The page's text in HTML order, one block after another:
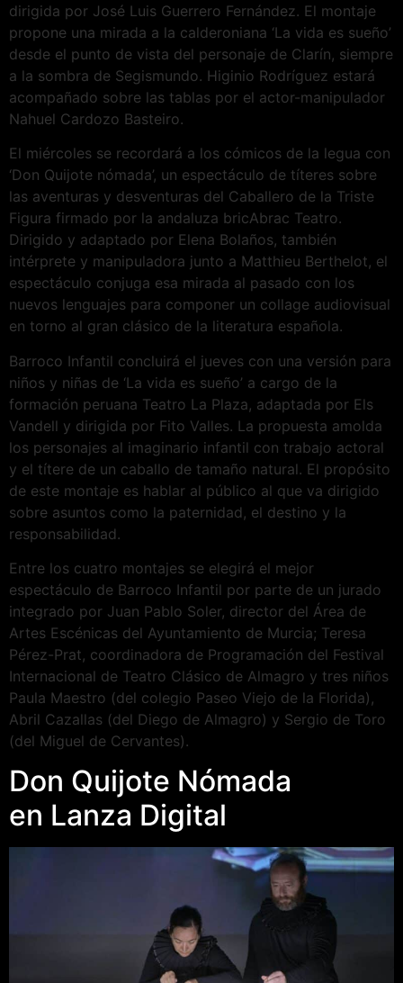
dirigida por José Luis Guerrero Fernández. El montaje
propone una mirada a la calderoniana ‘La vida es sueño’
desde el punto de vista del personaje de Clarín, siempre
a la sombra de Segismundo. Higinio Rodríguez estará
acompañado sobre las tablas por el actor-manipulador
Nahuel Cardozo Basteiro.
El miércoles se recordará a los cómicos de la legua con
‘Don Quijote nómada’, un espectáculo de títeres sobre
las aventuras y desventuras del Caballero de la Triste
Figura firmado por la andaluza bricAbrac Teatro.
Dirigido y adaptado por Elena Bolaños, también
intérprete y manipuladora junto a Matthieu Berthelot, el
espectáculo conjuga esa mirada al pasado con los
nuevos lenguajes para componer un collage audiovisual
en torno al gran clásico de la literatura española.
Barroco Infantil concluirá el jueves con una versión para
niños y niñas de ‘La vida es sueño’ a cargo de la
formación peruana Teatro La Plaza, adaptada por Els
Vandell y dirigida por Fito Valles. La propuesta amolda
los personajes al imaginario infantil con trabajo actoral
y el títere de un caballo de tamaño natural. El propósito
de este montaje es hablar al público al que va dirigido
sobre asuntos como la paternidad, el destino y la
responsabilidad.
Entre los cuatro montajes se elegirá el mejor
espectáculo de Barroco Infantil por parte de un jurado
integrado por Juan Pablo Soler, director del Área de
Artes Escénicas del Ayuntamiento de Murcia; Teresa
Pérez-Prat, coordinadora de Programación del Festival
Internacional de Teatro Clásico de Almagro y tres niños
Paula Maestro (del colegio Paseo Viejo de la Florida),
Abril Cazallas (del Diego de Almagro) y Sergio de Toro
(del Miguel de Cervantes).
Don Quijote Nómada
en Lanza Digital